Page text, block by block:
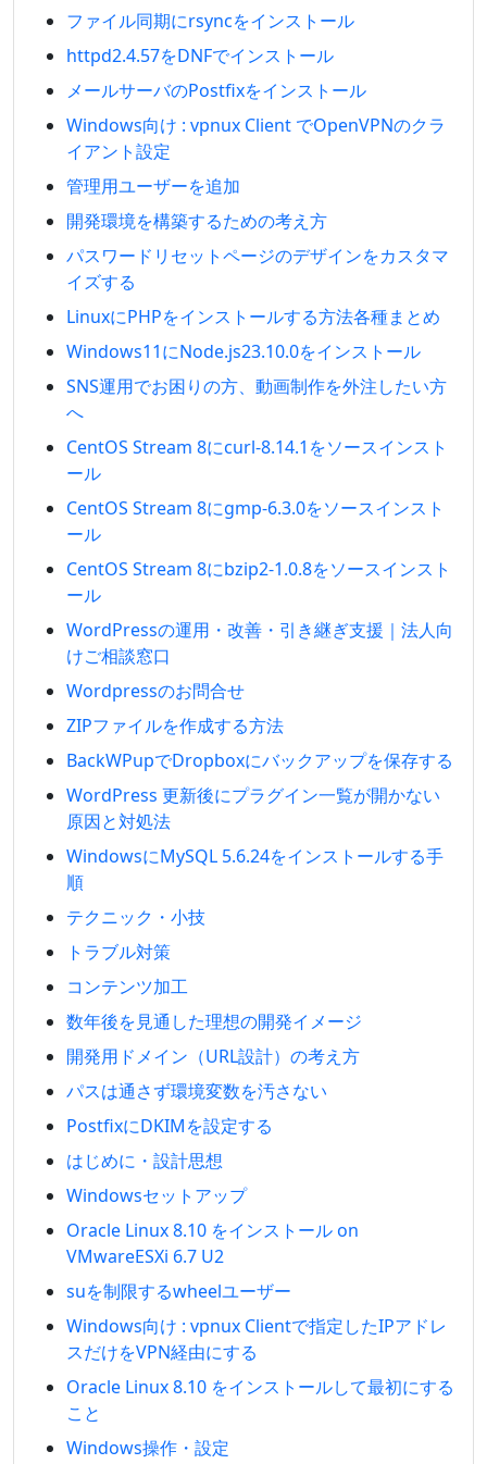
ファイル同期にrsyncをインストール
httpd2.4.57をDNFでインストール
メールサーバのPostfixをインストール
Windows向け : vpnux Client でOpenVPNのクラ
イアント設定
管理用ユーザーを追加
開発環境を構築するための考え方
パスワードリセットページのデザインをカスタマ
イズする
LinuxにPHPをインストールする方法各種まとめ
Windows11にNode.js23.10.0をインストール
SNS運用でお困りの方、動画制作を外注したい方
へ
CentOS Stream 8にcurl-8.14.1をソースインスト
ール
CentOS Stream 8にgmp-6.3.0をソースインスト
ール
CentOS Stream 8にbzip2-1.0.8をソースインスト
ール
WordPressの運用・改善・引き継ぎ支援｜法人向
けご相談窓口
Wordpressのお問合せ
ZIPファイルを作成する方法
BackWPupでDropboxにバックアップを保存する
WordPress 更新後にプラグイン一覧が開かない
原因と対処法
WindowsにMySQL 5.6.24をインストールする手
順
テクニック・小技
トラブル対策
コンテンツ加工
数年後を見通した理想の開発イメージ
開発用ドメイン（URL設計）の考え方
パスは通さず環境変数を汚さない
PostfixにDKIMを設定する
はじめに・設計思想
Windowsセットアップ
Oracle Linux 8.10 をインストール on
VMwareESXi 6.7 U2
suを制限するwheelユーザー
Windows向け : vpnux Clientで指定したIPアドレ
スだけをVPN経由にする
Oracle Linux 8.10 をインストールして最初にする
こと
Windows操作・設定